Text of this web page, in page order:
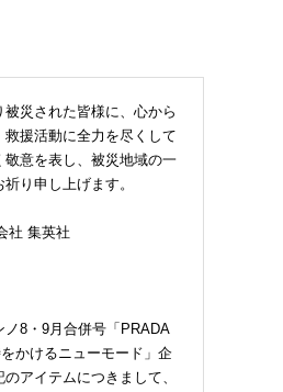
災された皆様に、心から
援活動に全力を尽くして
意を表し、被災地域の一
り申し上げます。
社 集英社
8・9月合併号「PRADA
かけるニューモード」企
アイテムにつきまして、